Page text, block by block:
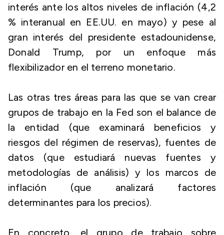
interés ante los altos niveles de inflación (4,2
% interanual en EE.UU. en mayo) y pese al
gran interés del presidente estadounidense,
Donald Trump, por un enfoque más
flexibilizador en el terreno monetario.
Las otras tres áreas para las que se van crear
grupos de trabajo en la Fed son el balance de
la entidad (que examinará beneficios y
riesgos del régimen de reservas), fuentes de
datos (que estudiará nuevas fuentes y
metodologías de análisis) y los marcos de
inflación (que analizará factores
determinantes para los precios).
En concreto, el grupo de trabajo sobre